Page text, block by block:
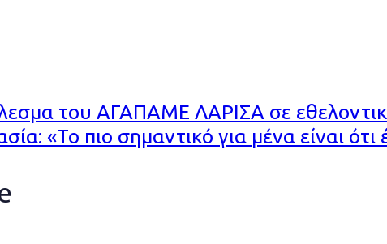
του ΑΓΑΠΑΜΕ ΛΑΡΙΣΑ σε
«Το πιο σημαντικό για μένα είναι